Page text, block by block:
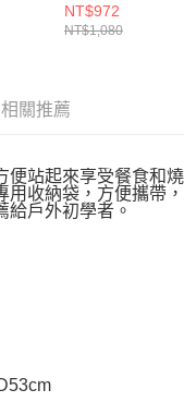
包
NT$972
NT$1,080
相關推薦
便站起來享受餐食和燒
收納袋，方便攜帶，
給戶外初學者。